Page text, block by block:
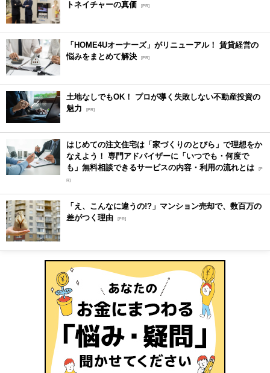
トネイチャーの真価
[PR]
「HOME4Uオーナーズ」がリニューアル！ 賃貸経営の
悩みをまとめて解決 [PR]
土地なしでもOK！ プロが導く失敗しない不動産投資の
魅力
[PR]
はじめての注文住宅は「家づくりのとびら」で理想をか
なえよう！ 専門アドバイザーに「いつでも・何度で
も」無料相談できるサービスの内容・利用の流れとは [P
R]
「え、こんなに違うの!?」マンション売却で、数百万の
差がつく理由 [PR]